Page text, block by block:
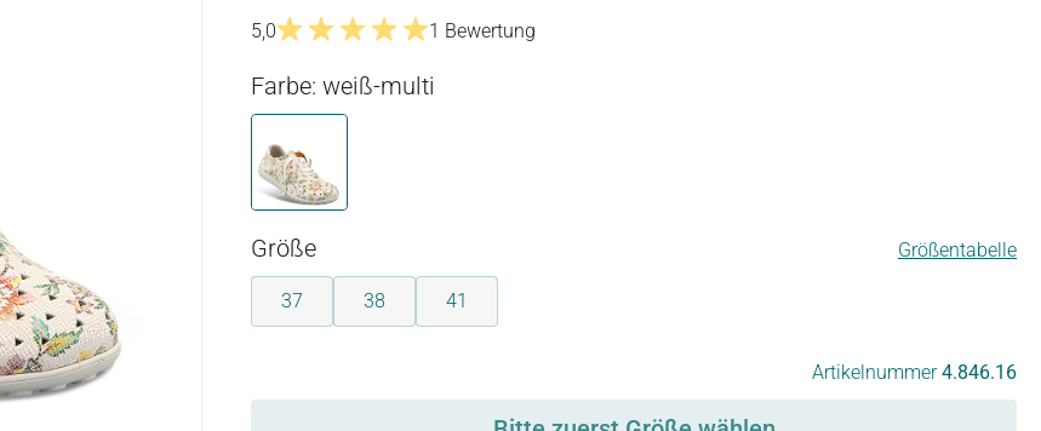
5,0
1 Bewertung
Farbe: weiß-multi
weiß-multi
Größeauswählen Größentabelle
37 38 41
Artikelnummer4.846.16